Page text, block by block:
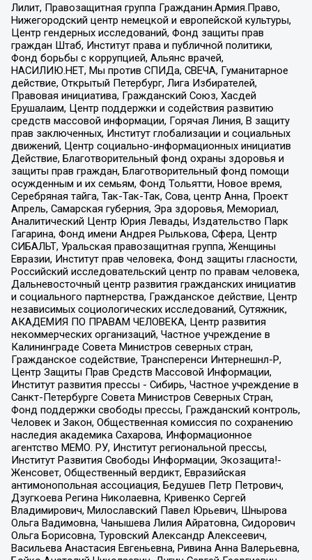
Лилит, Правозащитная группа Гражданин.Армия.Право,
Нижегородский центр немецкой и европейской культуры,
Центр гендерных исследований, Фонд защиты прав
граждан Штаб, Институт права и публичной политики,
Фонд борьбы с коррупцией, Альянс врачей,
НАСИЛИЮ.НЕТ, Мы против СПИДа, СВЕЧА, Гуманитарное
действие, Открытый Петербург, Лига Избирателей,
Правовая инициатива, Гражданский Союз, Хасдей
Ерушалаим, Центр поддержки и содействия развитию
средств массовой информации, Горячая Линия, В защиту
прав заключенных, Институт глобализации и социальных
движений, Центр социально-информационных инициатив
Действие, Благотворительный фонд охраны здоровья и
защиты прав граждан, Благотворительный фонд помощи
осужденным и их семьям, Фонд Тольятти, Новое время,
Серебряная тайга, Так-Так-Так, Сова, центр Анна, Проект
Апрель, Самарская губерния, Эра здоровья, Мемориал,
Аналитический Центр Юрия Левады, Издательство Парк
Гагарина, Фонд имени Андрея Рылькова, Сфера, Центр
СИБАЛЬТ, Уральская правозащитная группа, Женщины
Евразии, Институт прав человека, Фонд защиты гласности,
Российский исследовательский центр по правам человека,
Дальневосточный центр развития гражданских инициатив
и социального партнерства, Гражданское действие, Центр
независимых социологических исследований, Сутяжник,
АКАДЕМИЯ ПО ПРАВАМ ЧЕЛОВЕКА, Центр развития
некоммерческих организаций, Частное учреждение в
Калининграде Совета Министров северных стран,
Гражданское содействие, Трансперенси Интернешнл-Р,
Центр Защиты Прав Средств Массовой Информации,
Институт развития прессы - Сибирь, Частное учреждение в
Санкт-Петербурге Совета Министров Северных Стран,
Фонд поддержки свободы прессы, Гражданский контроль,
Человек и Закон, Общественная комиссия по сохранению
наследия академика Сахарова, Информационное
агентство МЕМО. РУ, Институт региональной прессы,
Институт Развития Свободы Информации, Экозащита!-
Женсовет, Общественный вердикт, Евразийская
антимонопольная ассоциация, Бедушев Петр Петрович,
Дзугкоева Регина Николаевна, Кривенко Сергей
Владимирович, Милославский Павел Юрьевич, Шнырова
Ольга Вадимовна, Чанышева Лилия Айратовна, Сидорович
Ольга Борисовна, Туровский Александр Алексеевич,
Васильева Анастасия Евгеньевна, Ривина Анна Валерьевна,